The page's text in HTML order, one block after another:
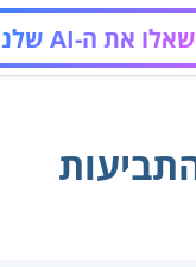
שאלו את ה-AI שלנו